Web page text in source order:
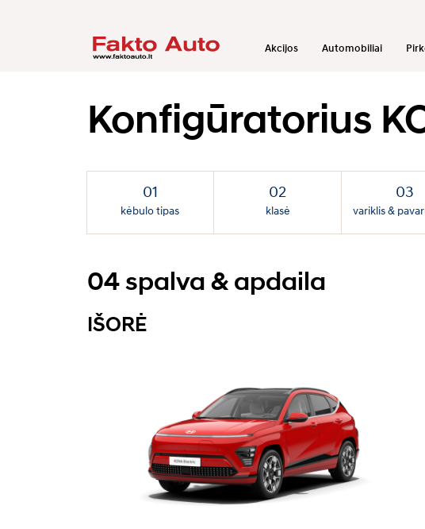
Akcijos Automobiliai
Konfigūratorius
kėbulo tipas klasė variklis &
04spalva & apdaila
IŠORĖ